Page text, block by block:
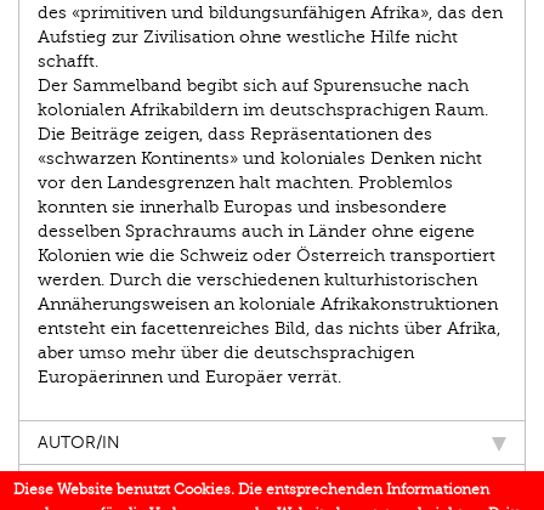
des «primitiven und bildungsunfähigen Afrika», das den
Aufstieg zur Zivilisation ohne westliche Hilfe nicht
schafft.
Der Sammelband begibt sich auf Spurensuche nach
kolonia­len Afrikabildern im deutschsprachigen Raum.
Die Beiträge zeigen, dass Repräsentationen des
«schwarzen Kontinents» und koloniales Denken nicht
vor den Landesgrenzen halt machten. Problemlos
konnten sie innerhalb Europas und insbesondere
desselben Sprachraums auch in Länder ohne eigene
Kolonien wie die Schweiz oder Österreich transportiert
werden. Durch die verschiedenen kulturhistorischen
Annäherungsweisen an koloniale Afrikakonstruktionen
entsteht ein facettenreiches Bild, das nichts über Afrika,
aber umso mehr über die deutschsprachigen
Europäerinnen und Europäer verrät.
AUTOR/IN
EINBLICK
Diese Website benutzt Cookies. Die entsprechenden Informationen